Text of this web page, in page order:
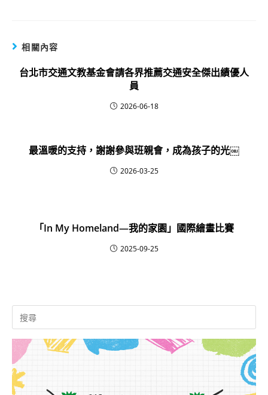
相關內容
台北市交通文教基金會請各界推薦交通安全傑出績優人
員
2026-06-18
最溫暖的支持，謝謝參與班親會，成為孩子的光￼
2026-03-25
「In My Homeland—我的家園」國際繪畫比賽
2025-09-25
Search
for: